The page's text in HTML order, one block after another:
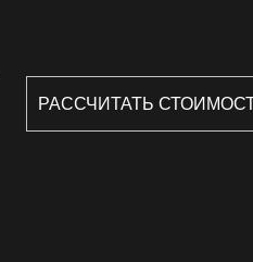
РАССЧИТАТЬ